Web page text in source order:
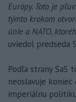
Európy. Toto je
týmto krokom
únie a NATO,
uviedol predseda
Podľa strany SaS
neoslavuje
imperiálnu